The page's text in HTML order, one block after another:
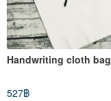
Handwriting cloth bag
527฿